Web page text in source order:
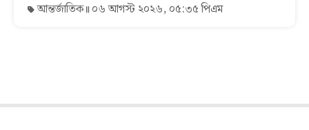
আন্তর্জাতিক ০৬ আগস্ট ২০২৬, ০৫:৩৫ পিএম